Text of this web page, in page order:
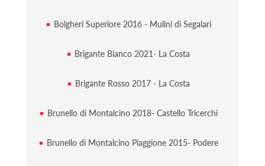
Bolgheri Superiore 2016 - Mulini di Segalari
Brigante Bianco 2021- La Costa
Brigante Rosso 2017 - La Costa
Brunello di Montalcino 2018- Castello Tricerchi
Brunello di Montalcino Piaggione 2015- Podere